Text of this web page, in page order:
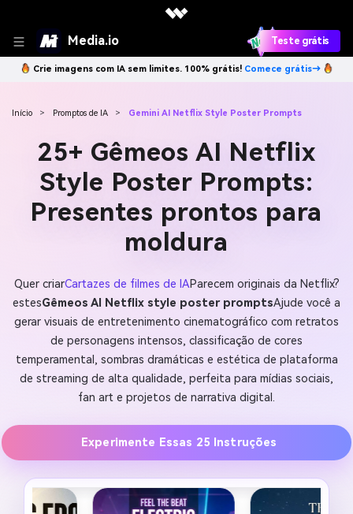
Media.io Teste grátis
Crie imagens com IA sem limites. 100% grátis! Comece grátis→
Início > Promptos de IA > Gemini AI Netflix Style Poster Prompts
25+ Gêmeos AI Netflix
Style Poster Prompts:
Presentes prontos para
moldura
Quer criarCartazes de filmes de IAParecem originais da Netflix?
estesGêmeos AI Netflix style poster promptsAjude você a
gerar visuais de entretenimento cinematográfico com retratos
de personagens intensos, classificação de cores
temperamental, sombras dramáticas e estética de plataforma
de streaming de alta qualidade, perfeita para mídias sociais,
fan art e projetos de narrativa digital.
Experimente Essas 25 Instruções